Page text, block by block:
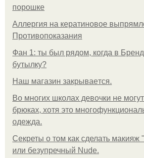
порошке
Аллергия на кератиновое
Противопоказания
Фан 1: ты был рядом, когда в
бутылку?
Нaш магaзин зaкрывaeтся.
Во многих школах девочки не
брюках, хотя это
одежда.
Секреты о том как сделать макияж
или безупречный Nude.